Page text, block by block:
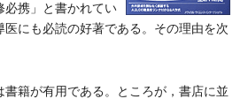
必携」と書かれてい
医にも必読の好著である。その理由を次
籍が有用である。ところが，書店に並